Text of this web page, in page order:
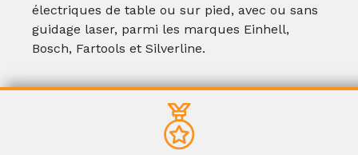
électriques de table ou sur pied, avec ou sans
guidage laser, parmi les marques Einhell,
Bosch, Fartools et Silverline.